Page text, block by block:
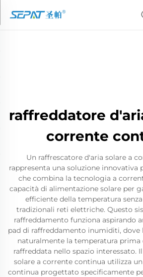
raffreddatore
corrente
Un raffrescatore d'aria solare a
rappresenta una soluzione innovativa
che combina la tecnologia a
capacità di alimentazione solare per
efficiente della temperatura
tradizionali reti elettriche. Questo
raffreddamento funziona aspirando
pad di raffreddamento inumiditi, dove
naturalmente la temperatura prima
raffreddata nello spazio interessato.
solare a corrente continua utilizza
continua progettato specificamente